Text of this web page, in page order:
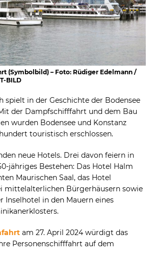
(Symbolbild) – Foto: Rüdiger Edelmann /
BILD
spielt in der Geschichte der Bodensee
der Dampfschifffahrt und dem Bau
wurden Bodensee und Konstanz
touristisch erschlossen.
neue Hotels. Drei davon feiern in
jähriges Bestehen: Das Hotel Halm
Maurischen Saal, das Hotel
mittelalterlichen Bürgerhäusern sowie
Inselhotel in den Mauern eines
am 27. April 2024 würdigt das
Personenschifffahrt auf dem